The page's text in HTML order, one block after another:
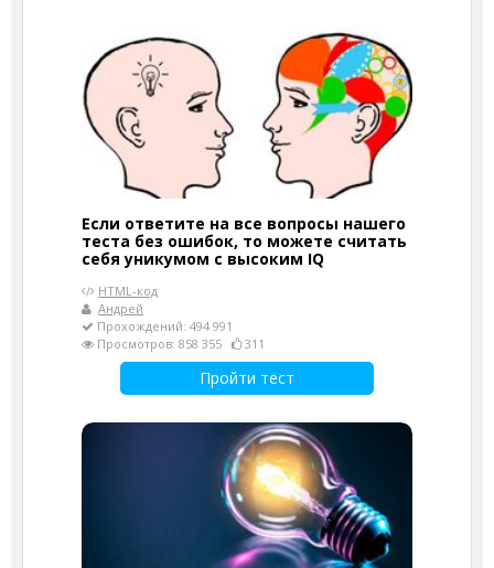
Если ответите на все вопросы нашего
теста без ошибок, то можете считать
себя уникумом с высоким IQ
HTML-код
Андрей
Прохождений: 494 991
Просмотров: 858 355
311
Пройти тест